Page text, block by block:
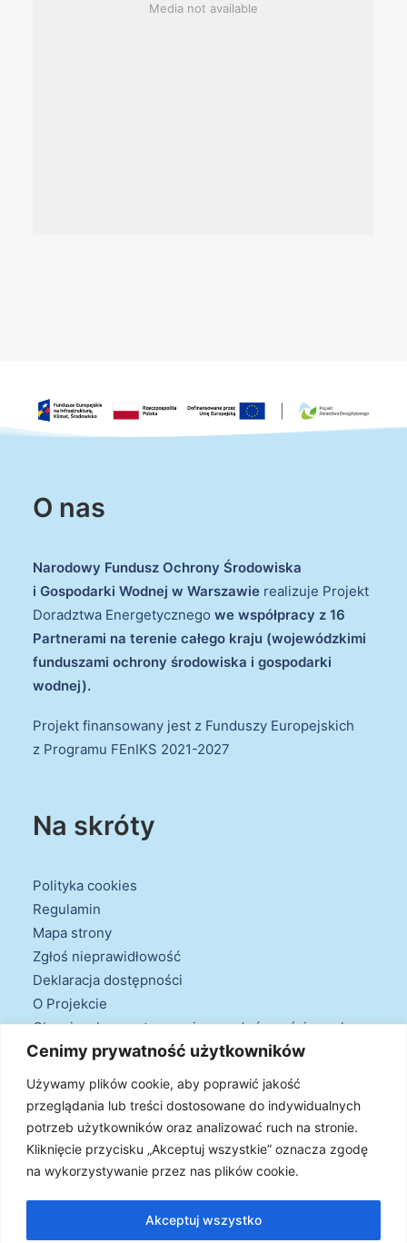
Cenimy prywatność użytkowników
Używamy plików cookie, aby poprawić jakość
przeglądania lub treści dostosowane do indywidualnych
potrzeb użytkowników oraz analizować ruch na stronie.
Kliknięcie przycisku „Akceptuj wszystkie” oznacza zgodę
na wykorzystywanie przez nas plików cookie.
Akceptuj wszystko
Media not available
O nas
Narodowy Fundusz Ochrony Środowiska
i Gospodarki Wodnej w Warszawie realizuje Projekt
Doradztwa Energetycznego we współpracy z 16
Partnerami na terenie całego kraju (wojewódzkimi
funduszami ochrony środowiska i gospodarki
wodnej).
Projekt finansowany jest z Funduszy Europejskich
z Programu FEnIKS 2021-2027
Na skróty
Polityka cookies
Regulamin
Mapa strony
Zgłoś nieprawidłowość
Deklaracja dostępności
O Projekcie
Obowiązek przestrzegania zasad równościowych
oraz warunków podstawowych
Klauzule informacyjne
zastrzeżone